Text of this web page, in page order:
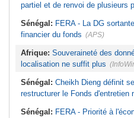
partiel et de renvoi de plusieurs
Sénégal: FERA - La DG
financier du fonds (APS)
Afrique: Souveraineté des
localisation ne suffit plus
Sénégal: Cheikh Dieng définit
restructurer le Fonds d'entretien
Sénégal: FERA - Priorité à